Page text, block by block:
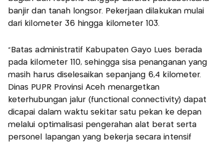
banjir dan tanah longsor. Pekerjaan dilakukan mulai
dari kilometer 36 hingga kilometer 103.
"Batas administratif Kabupaten Gayo Lues berada
pada kilometer 110, sehingga sisa penanganan yang
masih harus diselesaikan sepanjang 6,4 kilometer.
Dinas PUPR Provinsi Aceh menargetkan
keterhubungan jalur (functional connectivity) dapat
dicapai dalam waktu sekitar satu pekan ke depan
melalui optimalisasi pengerahan alat berat serta
personel lapangan yang bekerja secara intensif